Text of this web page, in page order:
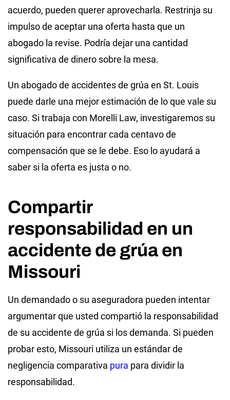
acuerdo, pueden querer aprovecharla. Restrinja su
impulso de aceptar una oferta hasta que un
abogado la revise. Podría dejar una cantidad
significativa de dinero sobre la mesa.
Un abogado de accidentes de grúa en St. Louis
puede darle una mejor estimación de lo que vale su
caso. Si trabaja con Morelli Law, investigaremos su
situación para encontrar cada centavo de
compensación que se le debe. Eso lo ayudará a
saber si la oferta es justa o no.
Compartir
responsabilidad en un
accidente de grúa en
Missouri
Un demandado o su aseguradora pueden intentar
argumentar que usted compartió la responsabilidad
de su accidente de grúa si los demanda. Si pueden
probar esto, Missouri utiliza un estándar de
negligencia comparativa pura para dividir la
responsabilidad.